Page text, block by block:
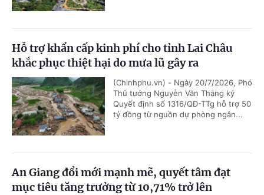
Hỗ trợ khẩn cấp kinh phí cho tỉnh Lai Châu
khắc phục thiệt hại do mưa lũ gây ra
(Chinhphu.vn) - Ngày 20/7/2026, Phó
Thủ tướng Nguyễn Văn Thắng ký
Quyết định số 1316/QĐ-TTg hỗ trợ 50
tỷ đồng từ nguồn dự phòng ngân...
An Giang đổi mới mạnh mẽ, quyết tâm đạt
mục tiêu tăng trưởng từ 10,71% trở lên